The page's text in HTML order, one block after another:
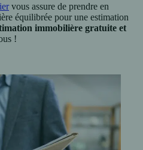
vous assure de prendre en
équilibrée pour une estimation
immobilière gratuite et
!